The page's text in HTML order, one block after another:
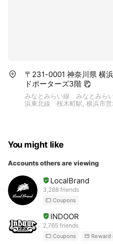
〒231-0001 神奈川県 横
ドポーターズ3階
みなとみらい線 みなとみら
浜東北線 桜木町駅, 横浜市
You might like
Accounts others are viewing
LocalBrand
3,288 friends
Coupons
INDOOR
2,765 friends
Coupons Reward